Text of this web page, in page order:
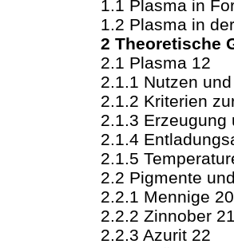
1.1 Plasma in
1.2 Plasma in
2 Theoretische
2.1 Plasma 12
2.1.1 Nutzen
2.1.2 Kriterien
2.1.3 Erzeugung
2.1.4
2.1.5
2.2 Pigmente
2.2.1 Mennige 20
2.2.2 Zinnober
2.2.3 Azurit 22